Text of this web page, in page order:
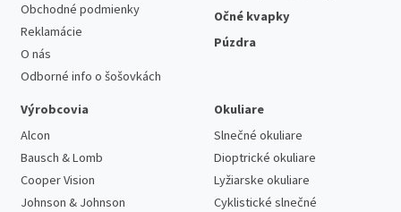
Obchodné podmienky
Reklamácie
O nás
Odborné info o šošovkách
Očné kvapky
Púzdra
Výrobcovia
Alcon
Bausch & Lomb
Cooper Vision
Johnson & Johnson
Okuliare
Slnečné okuliare
Dioptrické okuliare
Lyžiarske okuliare
Cyklistické slnečné